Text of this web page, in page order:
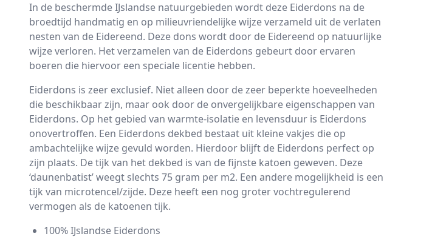
In de beschermde IJslandse natuurgebieden wordt deze Eiderdons na de
broedtijd handmatig en op milieuvriendelijke wijze verzameld uit de verlaten
nesten van de Eidereend. Deze dons wordt door de Eidereend op natuurlijke
wijze verloren. Het verzamelen van de Eiderdons gebeurt door ervaren
boeren die hiervoor een speciale licentie hebben.
Eiderdons is zeer exclusief. Niet alleen door de zeer beperkte hoeveelheden
die beschikbaar zijn, maar ook door de onvergelijkbare eigenschappen van
Eiderdons. Op het gebied van warmte-isolatie en levensduur is Eiderdons
onovertroffen. Een Eiderdons dekbed bestaat uit kleine vakjes die op
ambachtelijke wijze gevuld worden. Hierdoor blijft de Eiderdons perfect op
zijn plaats. De tijk van het dekbed is van de fijnste katoen geweven. Deze
‘daunenbatist’ weegt slechts 75 gram per m2. Een andere mogelijkheid is een
tijk van microtencel/zijde. Deze heeft een nog groter vochtregulerend
vermogen als de katoenen tijk.
100% IJslandse Eiderdons